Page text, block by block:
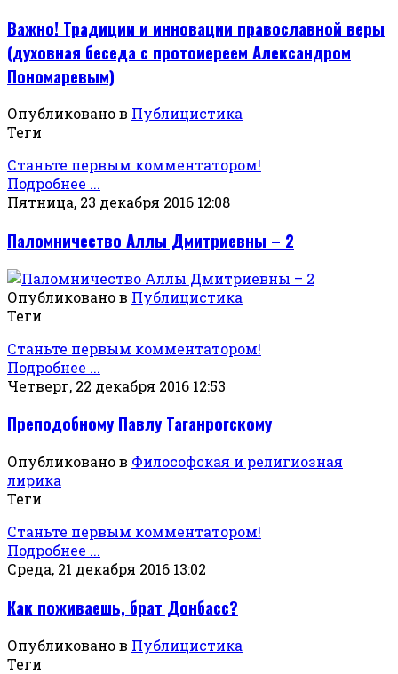
Важно! Традиции и инновации православной веры
(духовная беседа с протоиереем Александром
Пономаревым)
Опубликовано в Публицистика
Теги
Станьте первым комментатором!
Подробнее ...
Пятница, 23 декабря 2016 12:08
Паломничество Аллы Дмитриевны – 2
Опубликовано в Публицистика
Теги
Станьте первым комментатором!
Подробнее ...
Четверг, 22 декабря 2016 12:53
Преподобному Павлу Таганрогскому
Опубликовано в Философская и религиозная
лирика
Теги
Станьте первым комментатором!
Подробнее ...
Среда, 21 декабря 2016 13:02
Как поживаешь, брат Донбасс?
Опубликовано в Публицистика
Теги